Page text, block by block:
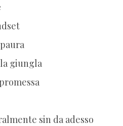
giungla
sin da adesso